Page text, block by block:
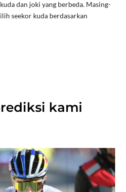
dan joki yang berbeda. Masing-
seekor kuda berdasarkan
kami